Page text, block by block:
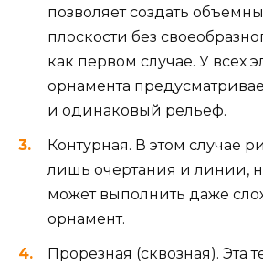
позволяет создать
плоскости без
как первом случае. У всех
орнамента
и одинаковый рельеф.
Контурная. В этом случае
лишь очертания и линии,
может выполнить даже
орнамент.
Прорезная (сквозная). Эта